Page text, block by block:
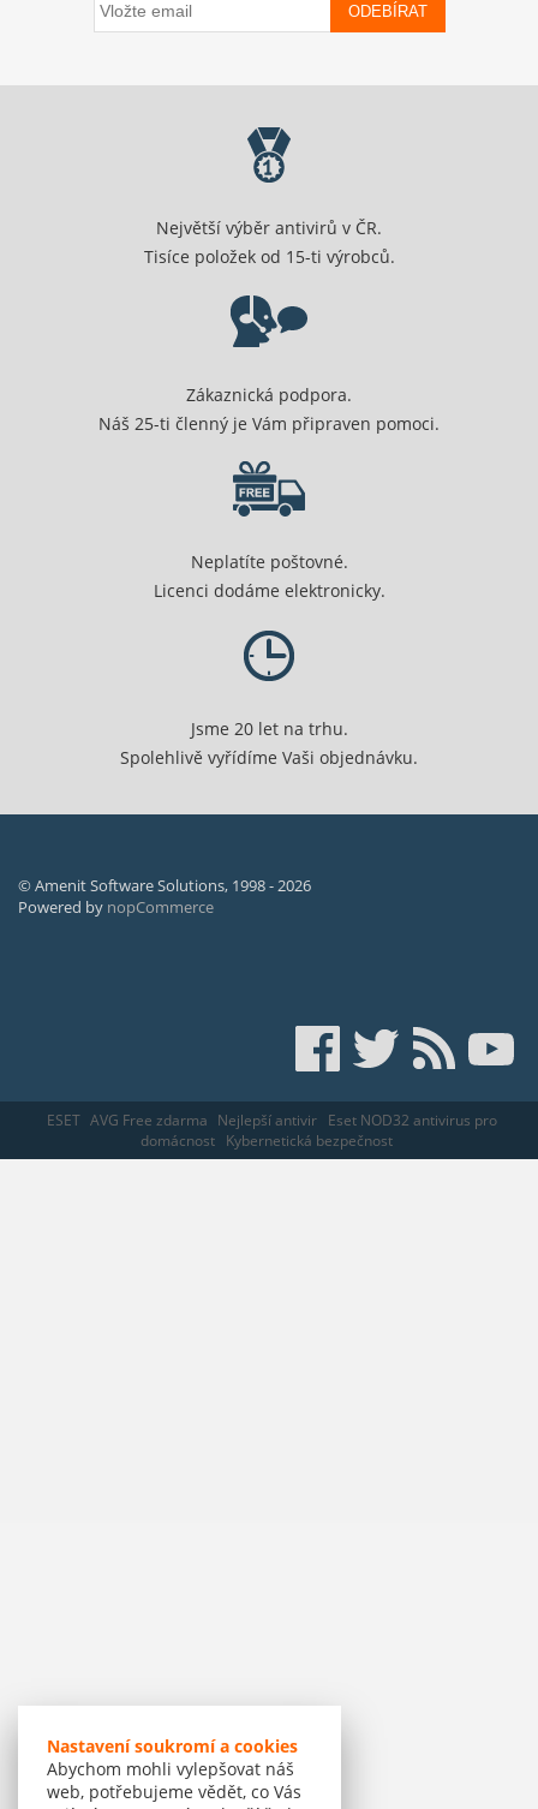
Nastavení soukromí a cookies
Abychom mohli vylepšovat náš
web, potřebujeme vědět, co Vás
ODEBÍRAT
Největší výběr antivirů v ČR.
Tisíce položek od 15-ti výrobců.
Zákaznická podpora.
Náš 25-ti členný je Vám připraven pomoci.
Neplatíte poštovné.
Licenci dodáme elektronicky.
Jsme 20 let na trhu.
Spolehlivě vyřídíme Vaši objednávku.
© Amenit Software Solutions, 1998 - 2026
Powered by nopCommerce
ESET AVG Free zdarma Nejlepší antivir Eset NOD32 antivirus pro
domácnost Kybernetická bezpečnost